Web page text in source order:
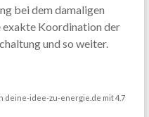
bei dem damaligen
Koordination der
und so weiter.
deine-idee-zu-energie.de mit4.7